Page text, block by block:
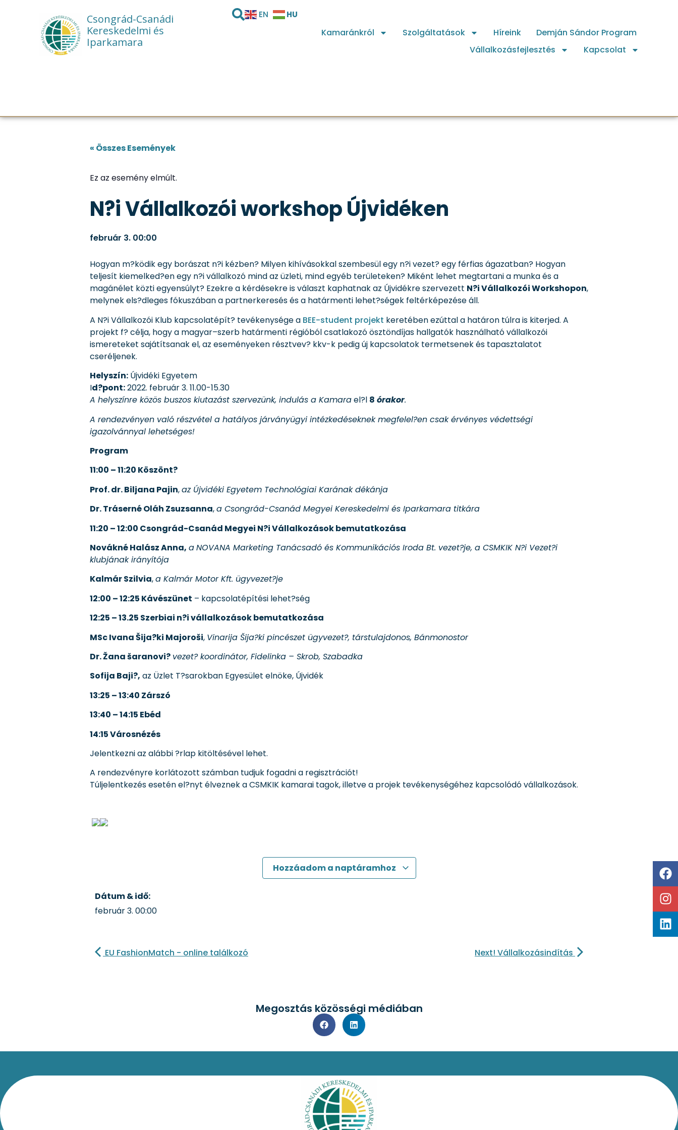
Csongrád-Csanádi
Kereskedelmi és
Iparkamara
EN HU
Kamaránkról Szolgáltatások Híreink
Demján Sándor Program
Vállalkozásfejlesztés
Kapcsolat
« Összes Események
Ez az esemény elmúlt.
N?i Vállalkozói workshop Újvidéken
február 3. 00:00
Hogyan m?ködik egy borászat n?i kézben? Milyen kihívásokkal szembesül egy n?i vezet? egy férfias ágazatban? Hogyan
teljesít kiemelked?en egy n?i vállalkozó mind az üzleti, mind egyéb területeken? Miként lehet megtartani a munka és a
magánélet közti egyensúlyt? Ezekre a kérdésekre is választ kaphatnak az Újvidékre szervezett N?i Vállalkozói Workshopon,
melynek els?dleges fókuszában a partnerkeresés és a határmenti lehet?ségek feltérképezése áll.
A N?i Vállalkozói Klub kapcsolatépít? tevékenysége a BEE-student projekt keretében ezúttal a határon túlra is kiterjed. A
projekt f? célja, hogy a magyar–szerb határmenti régióból csatlakozó ösztöndíjas hallgatók használható vállalkozói
ismereteket sajátítsanak el, az eseményeken résztvev? kkv-k pedig új kapcsolatok termetsenek és tapasztalatot
cseréljenek.
Helyszín: Újvidéki Egyetem
Id?pont:2022. február 3. 11.00-15.30
A helyszínre közös buszos kiutazást szervezünk, indulás a Kamarael?l 8 órakor.
A rendezvényen való részvétel a hatályos járványügyi intézkedéseknek megfelel?en csak érvényes védettségi
igazolvánnyal lehetséges!
Program
11:00 – 11:20 Köszönt?
Prof. dr. Biljana Pajin,az Újvidéki Egyetem Technológiai Karának dékánja
Dr. Tráserné Oláh Zsuzsanna,a Csongrád-Csanád Megyei Kereskedelmi és Iparkamara titkára
11:20 – 12:00 Csongrád-Csanád Megyei N?i Vállalkozások bemutatkozása
Novákné Halász Anna, aNOVANA Marketing Tanácsadó és Kommunikációs Iroda Bt. vezet?je, a CSMKIK N?i Vezet?i
klubjának irányítója
Kalmár Szilvia,a Kalmár Motor Kft. ügyvezet?je
12:00 – 12:25 Kávészünet – kapcsolatépítési lehet?ség
12:25 – 13.25 Szerbiai n?i vállalkozások bemutatkozása
MSc Ivana Šija?ki Majoroši, Vinarija Šija?ki pincészet ügyvezet?, társtulajdonos, Bánmonostor
Dr. Žana šaranovi? vezet? koordinátor, Fidelinka – Skrob, Szabadka
Sofija Baji?, az Üzlet T?sarokban Egyesület elnöke, Újvidék
13:25 – 13:40 Zárszó
13:40 – 14:15 Ebéd
14:15 Városnézés
Jelentkezni az alábbi ?rlap kitöltésével lehet.
A rendezvényre korlátozott számban tudjuk fogadni a regisztrációt!
Túljelentkezés esetén el?nyt élveznek a CSMKIK kamarai tagok, illetve a projek tevékenységéhez kapcsolódó vállalkozások.
Hozzáadom a naptáramhoz
Dátum & idő:
február 3. 00:00
EU FashionMatch - online találkozó Next! Vállalkozásindítás
Megosztás közösségi médiában